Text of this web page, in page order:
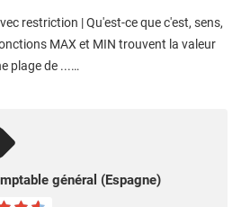
restriction | Qu'est-ce que c'est, sens,
MAX et MIN trouvent la valeur
plage de ...…
général (Espagne)